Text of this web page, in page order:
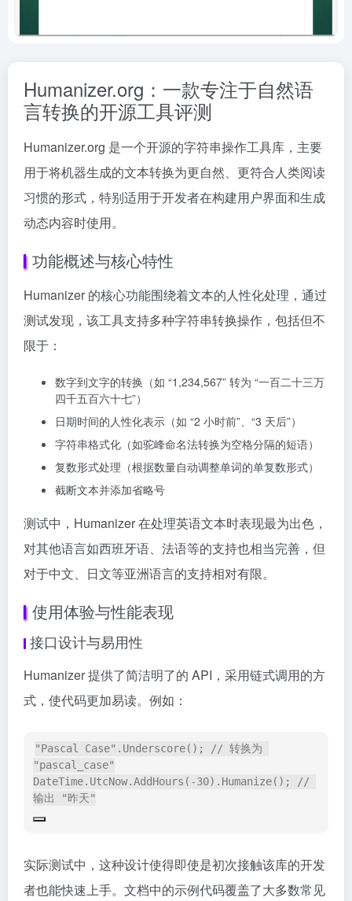
Humanizer.org：一款专注于自然语
言转换的开源工具评测
Humanizer.org 是一个开源的字符串操作工具库，主要
用于将机器生成的文本转换为更自然、更符合人类阅读
习惯的形式，特别适用于开发者在构建用户界面和生成
动态内容时使用。
功能概述与核心特性
Humanizer 的核心功能围绕着文本的人性化处理，通过
测试发现，该工具支持多种字符串转换操作，包括但不
限于：
数字到文字的转换（如 “1,234,567” 转为 “一百二十三万
四千五百六十七”）
日期时间的人性化表示（如 “2 小时前”、“3 天后”）
字符串格式化（如驼峰命名法转换为空格分隔的短语）
复数形式处理（根据数量自动调整单词的单复数形式）
截断文本并添加省略号
测试中，Humanizer 在处理英语文本时表现最为出色，
对其他语言如西班牙语、法语等的支持也相当完善，但
对于中文、日文等亚洲语言的支持相对有限。
使用体验与性能表现
接口设计与易用性
Humanizer 提供了简洁明了的 API，采用链式调用的方
式，使代码更加易读。例如：
"Pascal Case".Underscore(); // 转换为
"pascal_case"
DateTime.UtcNow.AddHours(-30).Humanize(); //
实际测试中，这种设计使得即使是初次接触该库的开发
者也能快速上手。文档中的示例代码覆盖了大多数常见